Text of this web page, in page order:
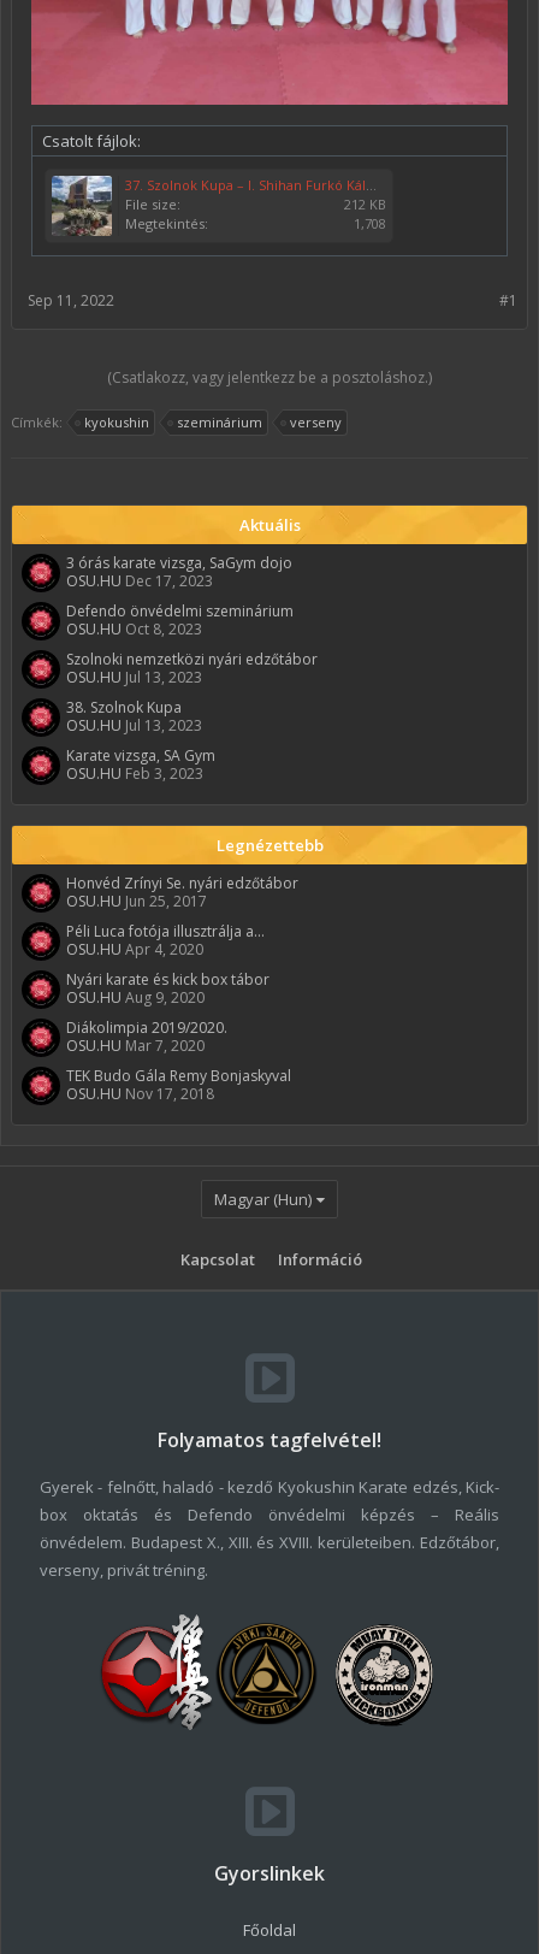
Csatolt fájlok:
37. Szolnok Kupa – I. Shihan Furkó Kálmán emlékverseny 002.jpg
File size:
212 KB
Megtekintés:
1,708
#1
Sep 11, 2022
(Csatlakozz, vagy jelentkezz be a posztoláshoz.)
Címkék: kyokushin szeminárium verseny
Aktuális
3 órás karate vizsga, SaGym dojo
OSU.HU Dec 17, 2023
Defendo önvédelmi szeminárium
OSU.HU Oct 8, 2023
Szolnoki nemzetközi nyári edzőtábor
OSU.HU Jul 13, 2023
38. Szolnok Kupa
OSU.HU Jul 13, 2023
Karate vizsga, SA Gym
OSU.HU Feb 3, 2023
Legnézettebb
Honvéd Zrínyi Se. nyári edzőtábor
OSU.HU Jun 25, 2017
Péli Luca fotója illusztrálja a...
OSU.HU Apr 4, 2020
Nyári karate és kick box tábor
OSU.HU Aug 9, 2020
Diákolimpia 2019/2020.
OSU.HU Mar 7, 2020
TEK Budo Gála Remy Bonjaskyval
OSU.HU Nov 17, 2018
Magyar (Hun)
Kapcsolat Információ
Folyamatos tagfelvétel!
Gyerek - felnőtt, haladó - kezdő Kyokushin Karate edzés, Kick-
box oktatás és Defendo önvédelmi képzés – Reális
önvédelem. Budapest X., XIII. és XVIII. kerületeiben. Edzőtábor,
verseny, privát tréning.
Gyorslinkek
Főoldal